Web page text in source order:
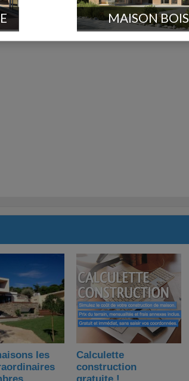
un message
les
Calculette
construction
MAISON BOIS